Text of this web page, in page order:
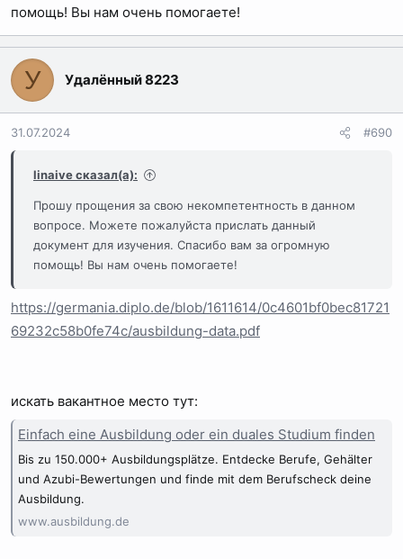
помощь! Вы нам очень помогаете!
У Удалённый 8223
31.07.2024 #690
linaive сказал(а):
Прошу прощения за свою некомпетентность в данном
вопросе. Можете пожалуйста прислать данный
документ для изучения. Спасибо вам за огромную
помощь! Вы нам очень помогаете!
https://germania.diplo.de/blob/1611614/0c4601bf0bec81721
69232c58b0fe74c/ausbildung-data.pdf
искать вакантное место тут:
Einfach eine Ausbildung oder ein duales Studium finden
Bis zu 150.000+ Ausbildungsplätze. Entdecke Berufe, Gehälter
und Azubi-Bewertungen und finde mit dem Berufscheck deine
Ausbildung.
www.ausbildung.de